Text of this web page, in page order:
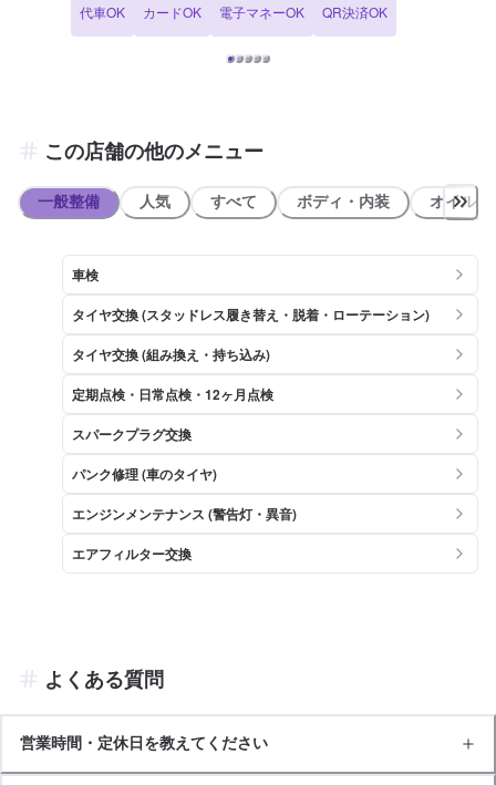
なるとガソリン・軽油が初回は5円/L引きです！ 以降特売日には2円/L
引き、通常時1円/L引きとなります。 【サービスルームの詳細】 ✅椅
子 ✅トイレ ✅ゴミ箱 ✅自販機 ✅喫煙室 を設置しております！ 【アク
代車OK カードOK 電子マネーOK QR決済OK
この店舗の他のメニュー
一般整備 人気 すべて ボディ・内装 オイル類
車検
タイヤ交換 (スタッドレス履き替え・脱着・ローテーション)
タイヤ交換 (組み換え・持ち込み)
定期点検・日常点検・12ヶ月点検
スパークプラグ交換
パンク修理 (車のタイヤ)
エンジンメンテナンス (警告灯・異音)
エアフィルター交換
よくある質問
営業時間・定休日を教えてください